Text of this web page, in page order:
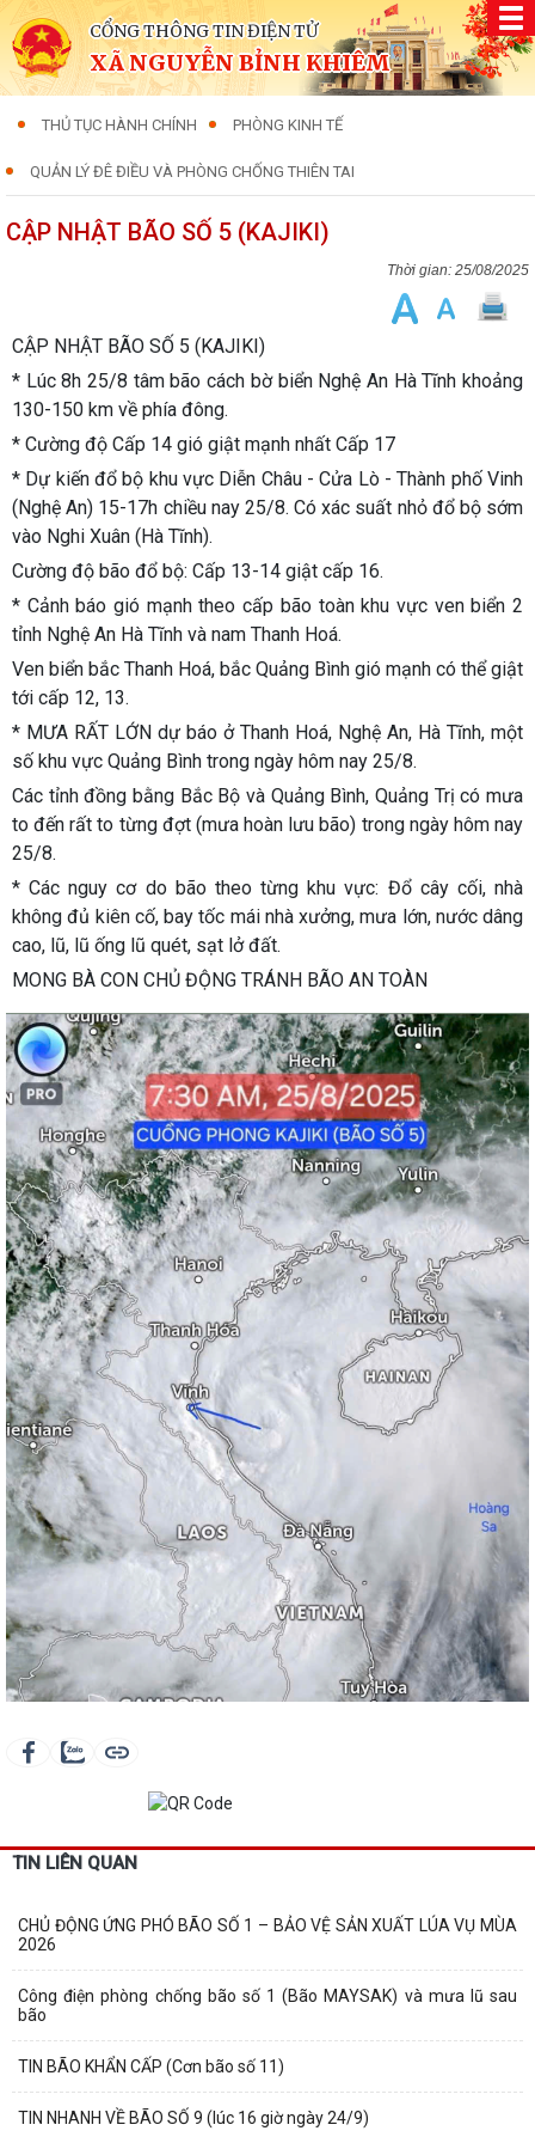
CỔNG THÔNG TIN ĐIỆN TỬ
XÃ NGUYỄN BỈNH KHIÊM
THỦ TỤC HÀNH CHÍNH PHÒNG KINH TẾ
QUẢN LÝ ĐÊ ĐIỀU VÀ PHÒNG CHỐNG THIÊN TAI
CẬP NHẬT BÃO SỐ 5 (KAJIKI)
25/08/2025
CẬP NHẬT BÃO SỐ 5 (KAJIKI)
* Lúc 8h 25/8 tâm bão cách bờ biển Nghệ An Hà Tĩnh khoảng
130-150 km về phía đông.
* Cường độ Cấp 14 gió giật mạnh nhất Cấp 17
* Dự kiến đổ bộ khu vực Diễn Châu - Cửa Lò - Thành phố Vinh
(Nghệ An) 15-17h chiều nay 25/8. Có xác suất nhỏ đổ bộ sớm
vào Nghi Xuân (Hà Tĩnh).
Cường độ bão đổ bộ: Cấp 13-14 giật cấp 16.
* Cảnh báo gió mạnh theo cấp bão toàn khu vực ven biển 2
tỉnh Nghệ An Hà Tĩnh và nam Thanh Hoá.
Ven biển bắc Thanh Hoá, bắc Quảng Bình gió mạnh có thể giật
tới cấp 12, 13.
* MƯA RẤT LỚN dự báo ở Thanh Hoá, Nghệ An, Hà Tĩnh, một
số khu vực Quảng Bình trong ngày hôm nay 25/8.
Các tỉnh đồng bằng Bắc Bộ và Quảng Bình, Quảng Trị có mưa
to đến rất to từng đợt (mưa hoàn lưu bão) trong ngày hôm nay
25/8.
* Các nguy cơ do bão theo từng khu vực: Đổ cây cối, nhà
không đủ kiên cố, bay tốc mái nhà xưởng, mưa lớn, nước dâng
cao, lũ, lũ ống lũ quét, sạt lở đất.
MONG BÀ CON CHỦ ĐỘNG TRÁNH BÃO AN TOÀN
TIN LIÊN QUAN
CHỦ ĐỘNG ỨNG PHÓ BÃO SỐ 1 – BẢO VỆ SẢN XUẤT LÚA VỤ MÙA
2026
Công điện phòng chống bão số 1 (Bão MAYSAK) và mưa lũ sau
bão
TIN BÃO KHẨN CẤP (Cơn bão số 11)
TIN NHANH VỀ BÃO SỐ 9 (lúc 16 giờ ngày 24/9)